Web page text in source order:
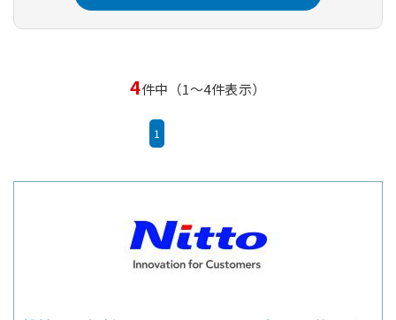
4件中（1～4件表示）
1